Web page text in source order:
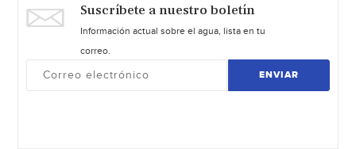
Suscríbete a nuestro boletín
Información actual sobre el agua, lista en tu
correo.
ENVIAR